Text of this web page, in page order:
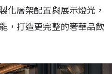
化層架配置與展示燈光，
，打造更完整的奢華品飲